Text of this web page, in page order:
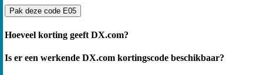
Pak deze code E05
Hoeveel korting geeft DX.com?
Is er een werkende DX.com kortingscode beschikbaar?